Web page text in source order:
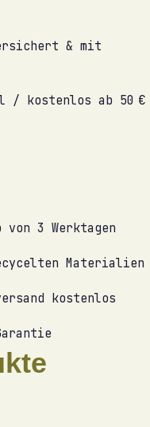
& mit
/ kostenlos ab 50 €
3 Werktagen
Materialien
kostenlos